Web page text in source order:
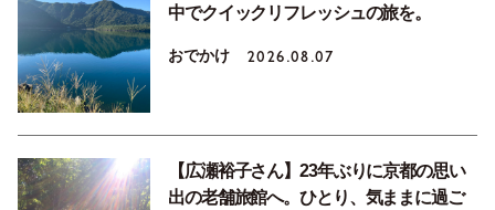
中でクイックリフレッシュの旅を。
おでかけ 2026.08.07
【広瀬裕子さん】23年ぶりに京都の思い
出の老舗旅館へ。ひとり、気ままに過ご